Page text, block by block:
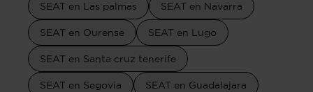
SEAT en Las palmas SEAT en Navarra
SEAT en Ourense SEAT en Lugo
SEAT en Santa cruz tenerife
SEAT en Segovia SEAT en Guadalajara